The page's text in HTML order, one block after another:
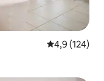
Średnia
4,9 (124)